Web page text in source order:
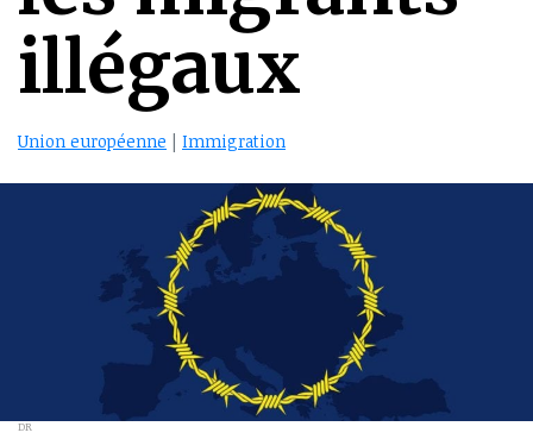
illégaux
Union européenne | Immigration
DR